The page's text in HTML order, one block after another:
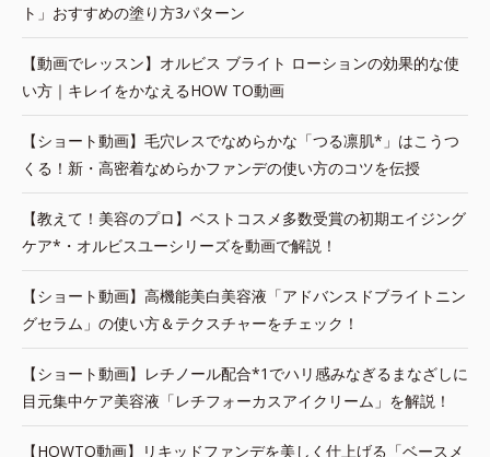
ト」おすすめの塗り方3パターン
【動画でレッスン】オルビス ブライト ローションの効果的な使
い方｜キレイをかなえるHOW TO動画
【ショート動画】毛穴レスでなめらかな「つる凛肌*」はこうつ
くる！新・高密着なめらかファンデの使い方のコツを伝授
【教えて！美容のプロ】ベストコスメ多数受賞の初期エイジング
ケア*・オルビスユーシリーズを動画で解説！
【ショート動画】高機能美白美容液「アドバンスドブライトニン
グセラム」の使い方＆テクスチャーをチェック！
【ショート動画】レチノール配合*1でハリ感みなぎるまなざしに
目元集中ケア美容液「レチフォーカスアイクリーム」を解説！
【HOWTO動画】リキッドファンデを美しく仕上げる「ベースメ